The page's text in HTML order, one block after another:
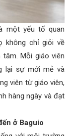
một yếu tố quan
không chỉ giỏi về
Mỗi giáo viên
lại sự mới mẻ và
viên từ giáo viên,
hàng ngày và đạt
ở Baguio